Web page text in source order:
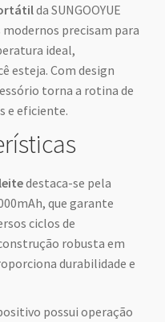
da SUNGOOYUE
precisam para
ideal,
esteja. Com design
torna a rotina de
e eficiente.
destaca-se pela
que garante
ciclos de
robusta em
durabilidade e
possui operação